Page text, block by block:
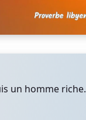
un homme riche.